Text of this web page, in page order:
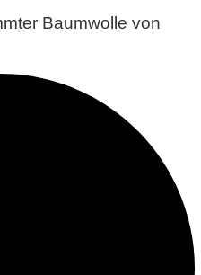
Baumwolle von